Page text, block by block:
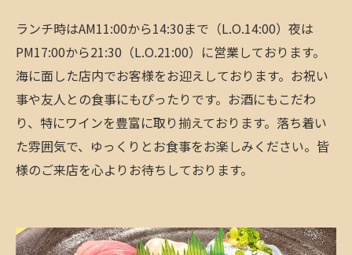
ランチ時はAM11:00から14:30まで（L.O.14:00）夜は
PM17:00から21:30（L.O.21:00）に営業しております。
海に面した店内でお客様をお迎えしております。お祝い
事や友人との食事にもぴったりです。お酒にもこだわ
り、特にワインを豊富に取り揃えております。落ち着い
た雰囲気で、ゆっくりとお食事をお楽しみください。皆
様のご来店を心よりお待ちしております。